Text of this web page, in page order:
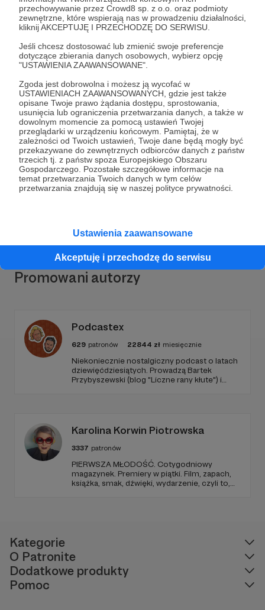
przechowywanie przez Crowd8 sp. z o.o. oraz podmioty
zewnętrzne, które wspierają nas w prowadzeniu działalności,
kliknij AKCEPTUJĘ I PRZECHODZĘ DO SERWISU.
Jeśli chcesz dostosować lub zmienić swoje preferencje
dotyczące zbierania danych osobowych, wybierz opcję
"USTAWIENIA ZAAWANSOWANE".
Zgoda jest dobrowolna i możesz ją wycofać w
USTAWIENIACH ZAAWANSOWANYCH, gdzie jest także
opisane Twoje prawo żądania dostępu, sprostowania,
usunięcia lub ograniczenia przetwarzania danych, a także w
dowolnym momencie za pomocą ustawień Twojej
przeglądarki w urządzeniu końcowym. Pamiętaj, że w
zależności od Twoich ustawień, Twoje dane będą mogły być
przekazywane do zewnętrznych odbiorców danych z państw
trzecich tj. z państw spoza Europejskiego Obszaru
Gospodarczego. Pozostałe szczegółowe informacje na
temat przetwarzania Twoich danych w tym celów
przetwarzania znajdują się w naszej polityce prywatności.
Ustawienia zaawansowane
Akceptuję i przechodzę do serwisu
Odpowiedz
Dołącz do grona Patronów!
Wesprzyj działalność AutoraFundacja Cactusarium
już teraz!
Promowani autorzy
Podcastex
629 patronów 22844 zł miesięcznie
Niekoniecznie nostalgiczny podcast o latach
dziewięćdziesiątych. Prowadzą Bartek
Przybyszewski (blog "Liczne rany kłute") i
Tadeusz Drozda.
Karolina Korwin Piotrowska
3337 patronów
PIERWSZA MŁODOŚĆ. Cotygodniowy
magazynek. Premiery w piątki. Film, zapach,
książka, smak, dźwięki, wydarzenie, czyli to,
Kategorie
O Patronite
Dodatkowe produkty
Pomoc